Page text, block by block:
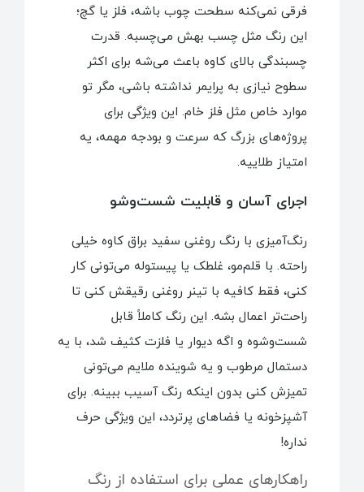
فرقی نمی‌کنه سطحت چوب باشه، فلز یا گچ؛
این رنگ مثل چسب بهش می‌چسبه. قدرت
چسبندگی بالای کاوه باعث می‌شه برای اکثر
سطوح نیازی به پرایمر نداشته باشی، مگر تو
موارد خاص مثل فلز خام. این ویژگی برای
پروژه‌های بزرگ که سرعت و بودجه مهمه، یه
امتیاز طلاییه.
اجرای آسان و قابلیت شست‌وشو
رنگ‌آمیزی با رنگ روغنی سفید براق کاوه خیلی
راحته. با قلم‌مو، غلطک یا پیستوله می‌تونی کار
کنی، فقط کافیه با تینر روغنی رقیقش کنی تا
راحت‌تر اعمال بشه. این رنگ کاملاً قابل
شست‌وشوه و اگه دیوار یا فلزت کثیف شد، با یه
دستمال مرطوب و یه شوینده ملایم می‌تونی
تمیزش کنی بدون اینکه رنگ آسیب ببینه. برای
آشپزخونه یا فضاهای پرتردد، این ویژگی حرف
نداره!
راهکارهای عملی برای استفاده از رنگ